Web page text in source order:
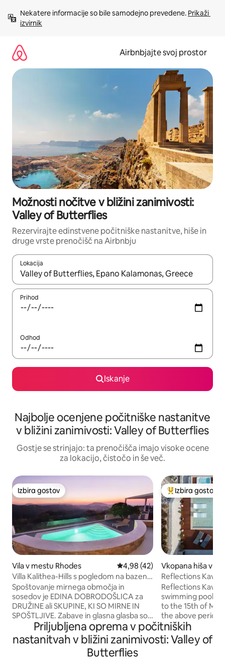
vsebino
Nekatere informacije so bile samodejno prevedene. Prikaži
izvirnik
Airbnbjajte svoj prostor
Možnosti nočitve v bližini zanimivosti:
Valley of Butterflies
Rezervirajte edinstvene počitniške nastanitve, hiše in
druge vrste prenočišč na Airbnbju
Lokacija
Ko so rezultati na voljo, krmarite s puščičnima tipkama gor in
Prihod
Odhod
Iskanje
Najbolje ocenjene počitniške nastanitve
v bližini zanimivosti: Valley of Butterflies
Gostje se strinjajo: ta prenočišča imajo visoke ocene
za lokacijo, čistočo in še več.
Izbira gostov
Izbira gostov
Vila v mestu Rhodes Povprečna ocena: 4,98 od 5,
4,98 (42)
Villa Kalithea-Hills s pogledom na bazen
in morje
Spoštovanje mirnega območja in
sosedov je EDINA DOBRODOŠLICA za
DRUŽINE ali SKUPINE, KI SO MIRNE IN
SPOŠTLJIVE. Zabave in glasna glasba so
kadarkoli prepovedani. V mestu Rodos,
na vrhu hriba v bližini bolnišnice (vendar
je avtomobil nujen), vas naš družinski
dom vabi, da si v zasebnosti privoščite
Najbolj
Izbira gostov
Vkopana hiša v
Reflections Kave
bazenom
Reflections Kave
swimming pool
to the 15th of
the above
of 40 € per day
be heated from
September. We offer a spa experience
Priljubljena oprema v počitniških
nastanitvah v bližini zanimivosti: Valley of
Butterflies